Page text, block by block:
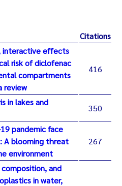
Citations
interactive effects
risk of diclofenac
compartments
review
416
in lakes and
350
pandemic face
A blooming threat
environment
267
and
in water,